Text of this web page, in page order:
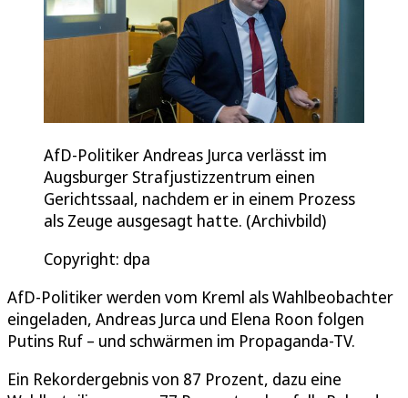
AfD-Politiker Andreas Jurca verlässt im
Augsburger Strafjustizzentrum einen
Gerichtssaal, nachdem er in einem Prozess
als Zeuge ausgesagt hatte. (Archivbild)
Copyright: dpa
AfD-Politiker werden vom Kreml als Wahlbeobachter
eingeladen, Andreas Jurca und Elena Roon folgen
Putins Ruf – und schwärmen im Propaganda-TV.
Ein Rekordergebnis von 87 Prozent, dazu eine